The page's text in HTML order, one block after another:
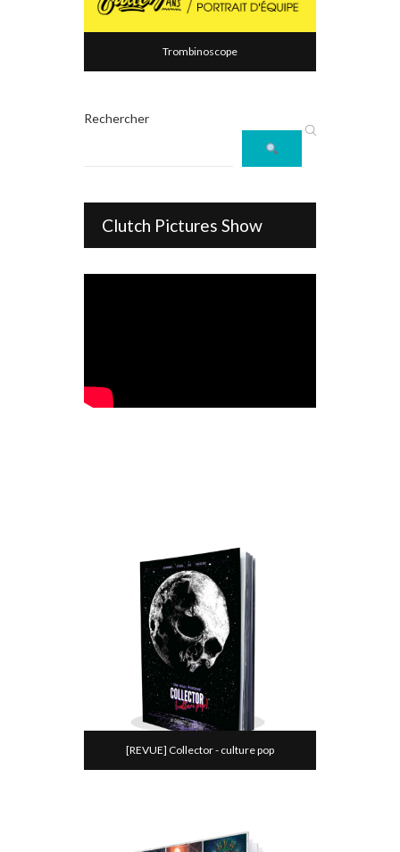
Trombinoscope
Rechercher
Clutch Pictures Show
[REVUE] Collector - culture pop